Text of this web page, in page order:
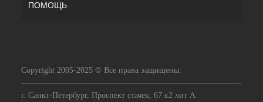
ПОМОЩЬ
Copyright 2005-2025 © Все права защищены.
г. Санкт-Петербург, Проспект стачек, 67 к2 лит А